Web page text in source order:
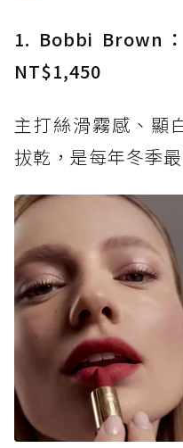
1. Bobbi Brown
NT$1,450
主打絲滑霧感、顯
拔乾，是每年冬季